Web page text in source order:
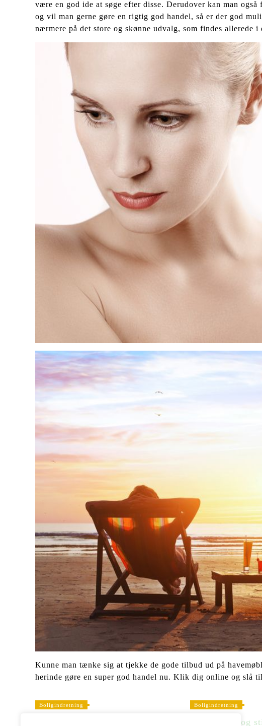
være en god ide at søge efter disse. Derudover kan man
og vil man gerne gøre en rigtig god handel, så er der god
nærmere på det store og skønne udvalg, som findes allerede i
Kunne man tænke sig at tjekke de gode tilbud ud på
herinde gøre en super god handel nu. Klik dig online og slå
Boligindretning Boligindretning
Skab hygge og